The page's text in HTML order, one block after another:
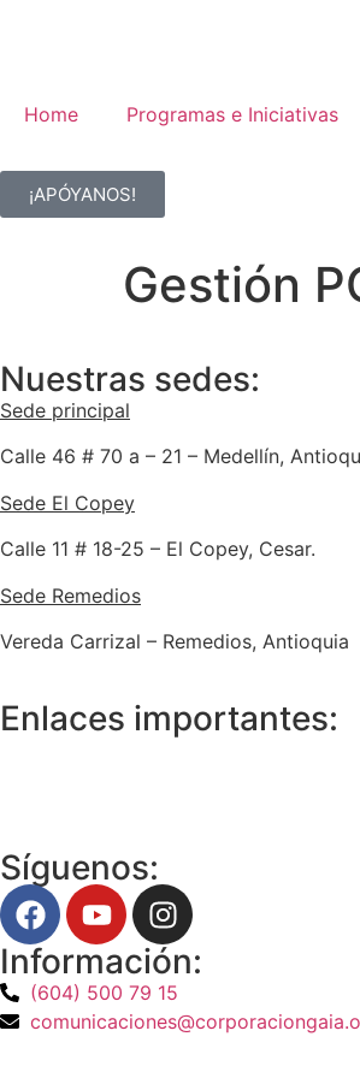
Home Programas e Iniciativas
¡APÓYANOS!
Gestión
Nuestras sedes:
Sede principal
Calle 46 # 70 a – 21 – Medellín,
Sede El Copey
Calle 11 # 18-25 – El Copey, Cesar.
Sede Remedios
Vereda Carrizal – Remedios, Antioquia
Enlaces importantes:
Síguenos:
Información:
(604) 500 79 15